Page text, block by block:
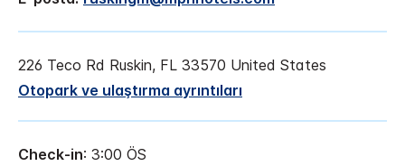
226 Teco Rd Ruskin, FL 33570 United States
Otopark ve ulaştırma ayrıntıları
Check-in: 3:00 ÖS